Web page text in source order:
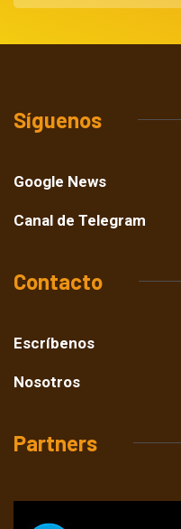
Síguenos
Google News
Canal de Telegram
Contacto
Escríbenos
Nosotros
Partners